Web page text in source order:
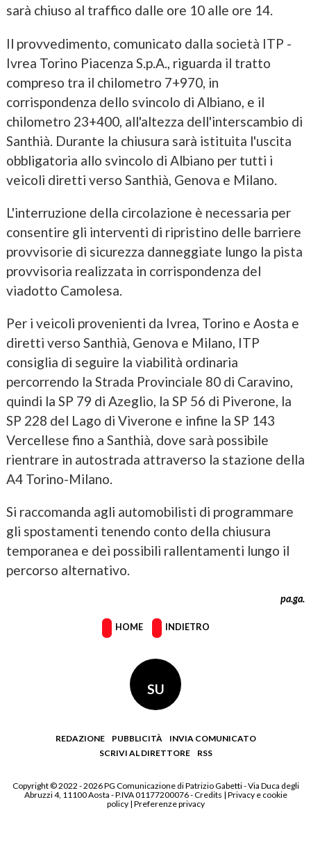
sarà chiuso al traffico dalle ore 10 alle ore 14.
Il provvedimento, comunicato dalla società ITP -
Ivrea Torino Piacenza S.p.A., riguarda il tratto
compreso tra il chilometro 7+970, in
corrispondenza dello svincolo di Albiano, e il
chilometro 23+400, all'altezza dell'interscambio di
Santhià. Durante la chiusura sarà istituita l'uscita
obbligatoria allo svincolo di Albiano per tutti i
veicoli diretti verso Santhià, Genova e Milano.
L'interruzione della circolazione è necessaria per
consentire gli interventi di ripristino delle barriere
provvisorie di sicurezza danneggiate lungo la pista
provvisoria realizzata in corrispondenza del
viadotto Camolesa.
Per i veicoli provenienti da Ivrea, Torino e Aosta e
diretti verso Santhià, Genova e Milano, ITP
consiglia di seguire la viabilità ordinaria
percorrendo la Strada Provinciale 80 di Caravino,
quindi la SP 79 di Azeglio, la SP 56 di Piverone, la
SP 228 del Lago di Viverone e infine la SP 143
Vercellese fino a Santhià, dove sarà possibile
rientrare in autostrada attraverso la stazione della
A4 Torino-Milano.
Si raccomanda agli automobilisti di programmare
gli spostamenti tenendo conto della chiusura
temporanea e dei possibili rallentamenti lungo il
percorso alternativo.
pa.ga.
HOME INDIETRO
SU
REDAZIONE PUBBLICITÀ
INVIA COMUNICATO
SCRIVI AL DIRETTORE
RSS
Copyright © 2022 - 2026 PG Comunicazione di Patrizio Gabetti - Via Duca degli
Abruzzi 4, 11100 Aosta - P.IVA 01177200076 -Credits | Privacy e cookie
policy| Preferenze privacy